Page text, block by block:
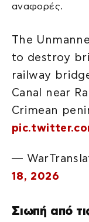
αναφορές.
The
to destroy
railway
Canal near
Crimean
—
18, 2026
Σιωπή από